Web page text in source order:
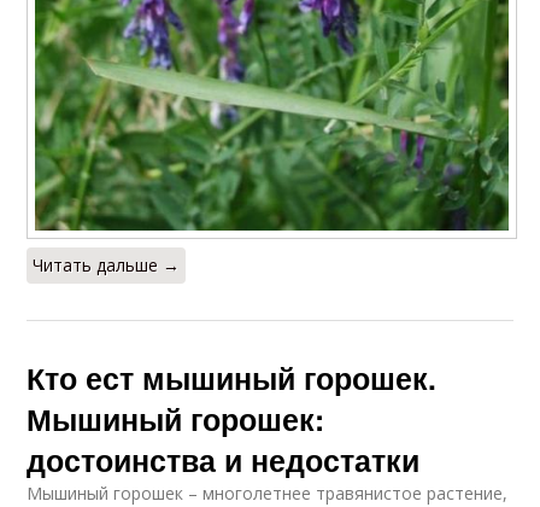
Читать дальше →
Кто ест мышиный горошек.
Мышиный горошек:
достоинства и недостатки
Мышиный горошек – многолетнее травянистое растение,